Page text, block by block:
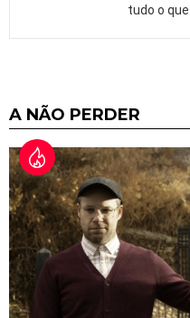
tudo o
A NÃO PERDER